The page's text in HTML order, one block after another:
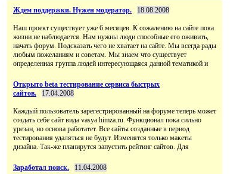
Ждем поддержки. Нужен модератор. 18.08.2008
Наш проект существует уже 6 месяцев. К сожалению на сайте пока
жизни не наблюдается. Нам нужны люди способные его оживить,
начать форум. Подсказать чего не хватает на сайте. Мы всегда рады
любым пожеланиям и советам. Мы знаем что существует
определенная группа людей интересующаяся данной тематикой и
Открыто beta тестирование сервиса быстрых
сайтов.
17.04.2008
Каждый пользователь зарегестрированный на форуме теперь может
создать себе сайт вида vasya.himza.ru. Функционал пока сильно
урезан, но основа работатет. Все сайты созданные в период
тестирования удаляться не будут. Изменятся только макеты
дизайна. Так-же планирутся запустить рейтинг сайтов. Для
Заработал поиск. 11.04.2008